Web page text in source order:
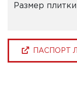
Размер плитки
ПАСПОРТ